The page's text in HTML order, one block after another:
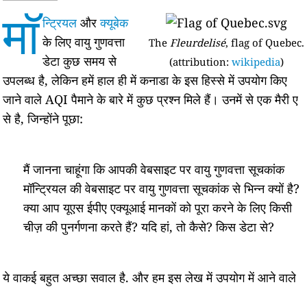
The Fleurdelisé, flag of Quebec.
(attribution: wikipedia)
मॉन्ट्रियलऔरक्यूबेक
के लिए वायु गुणवत्ता
डेटा कुछ समय से
उपलब्ध है, लेकिन हमें हाल ही में कनाडा के इस हिस्से में उपयोग किए
जाने वाले AQI पैमाने के बारे में कुछ प्रश्न मिले हैं। उनमें से एक मैरी ए
से है, जिन्होंने पूछा:
मैं जानना चाहूंगा कि आपकी वेबसाइट पर वायु गुणवत्ता सूचकांक
मॉन्ट्रियल की वेबसाइट पर वायु गुणवत्ता सूचकांक से भिन्न क्यों है?
क्या आप यूएस ईपीए एक्यूआई मानकों को पूरा करने के लिए किसी
चीज़ की पुनर्गणना करते हैं? यदि हां, तो कैसे? किस डेटा से?
ये वाकई बहुत अच्छा सवाल है. और हम इस लेख में उपयोग में आने वाले